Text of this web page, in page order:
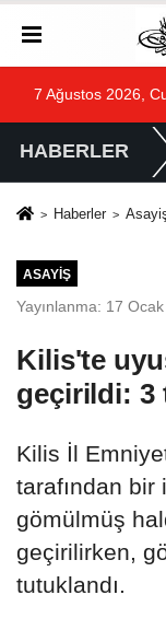
7 Ağustos 2026,
HABERLER
Haberler
ASAYIŞ
Yayınlanma: 17
Kilis'te
geçirildi: 3
Kilis İl
tarafından bir
gömülmüş
geçirilirken,
tutuklandı.